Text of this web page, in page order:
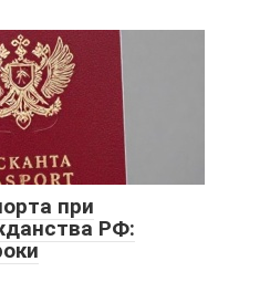
при
РФ: